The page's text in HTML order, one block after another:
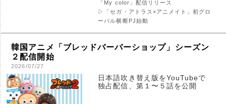
「My color」配信リリース
▷「セガ・アトラス×アニメイト」初グロ
ーバル横断PJ始動
韓国アニメ「ブレッドバーバーショップ」シーズン
２配信開始
2026/07/27
日本語吹き替え版をYouTubeで
独占配信、第１〜５話を公開